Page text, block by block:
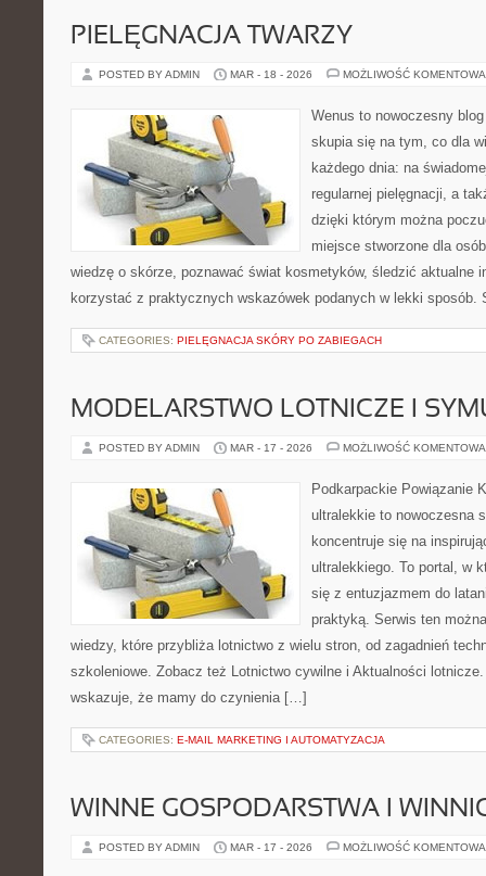
PIELĘGNACJA TWARZY
POSTED BY ADMIN MAR - 18 - 2026 MOŻLIWOŚĆ
Wenus to nowoczesny
skupia się na tym, co dla
każdego dnia: na
regularnej pielęgnacji, a
dzięki którym można
miejsce stworzone dla
wiedzę o skórze, poznawać świat kosmetyków, śledzić aktualne
korzystać z praktycznych wskazówek podanych w lekki sposób.
CATEGORIES: PIELĘGNACJA SKÓRY PO ZABIEGACH
MODELARSTWO LOTNICZE I
POSTED BY ADMIN MAR - 17 - 2026 MOŻLIWOŚĆ
Podkarpackie Powiązanie
ultralekkie to nowoczesna
koncentruje się na
ultralekkiego. To portal, w
się z entuzjazmem do
praktyką. Serwis ten
wiedzy, które przybliża lotnictwo z wielu stron, od zagadnień
szkoleniowe. Zobacz też Lotnictwo cywilne i Aktualności
wskazuje, że mamy do czynienia […]
CATEGORIES: E-MAIL MARKETING I AUTOMATYZACJA
WINNE GOSPODARSTWA I
POSTED BY ADMIN MAR - 17 - 2026 MOŻLIWOŚĆ